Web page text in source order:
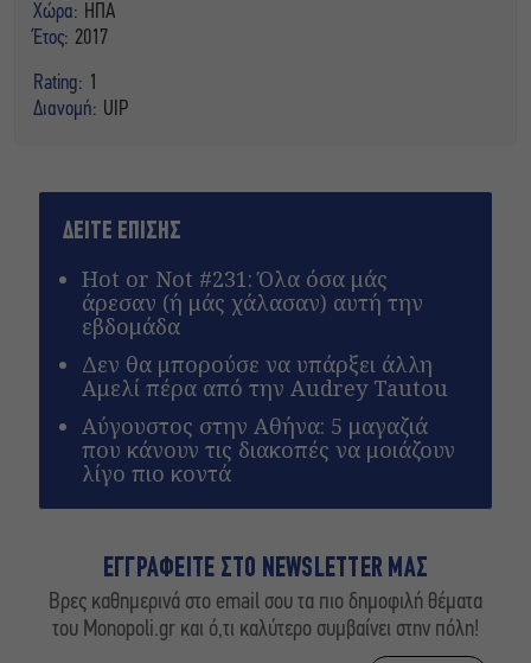
Χώρα: ΗΠΑ
Έτος: 2017
Rating: 1
Διανομή: UIP
ΔΕΙΤΕ ΕΠΙΣΗΣ
Hot or Not #231: Όλα όσα μάς
άρεσαν (ή μάς χάλασαν) αυτή την
εβδομάδα
Δεν θα μπορούσε να υπάρξει άλλη
Αμελί πέρα από την Audrey Tautou
Αύγουστος στην Αθήνα: 5 μαγαζιά
που κάνουν τις διακοπές να μοιάζουν
λίγο πιο κοντά
ΕΓΓΡΑΦΕΙΤΕ ΣΤΟ NEWSLETTER ΜΑΣ
Βρες καθημερινά στο email σου τα πιο δημοφιλή θέματα
του Monopoli.gr και ό,τι καλύτερο συμβαίνει στην πόλη!